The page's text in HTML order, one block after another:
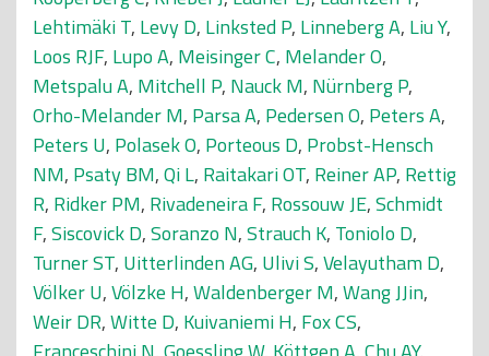
Lehtimäki T, Levy D, Linksted P, Linneberg A, Liu Y,
Loos RJF, Lupo A, Meisinger C, Melander O,
Metspalu A, Mitchell P, Nauck M, Nürnberg P,
Orho-Melander M, Parsa A, Pedersen O, Peters A,
Peters U, Polasek O, Porteous D, Probst-Hensch
NM, Psaty BM,Qi L, Raitakari OT, Reiner AP, Rettig
R, Ridker PM, Rivadeneira F, Rossouw JE,Schmidt
F,Siscovick D,Soranzo N,Strauch K, Toniolo D,
Turner ST, Uitterlinden AG, Ulivi S,Velayutham D,
Völker U,Völzke H,Waldenberger M,Wang JJin,
Weir DR,Witte D, Kuivaniemi H, Fox CS,